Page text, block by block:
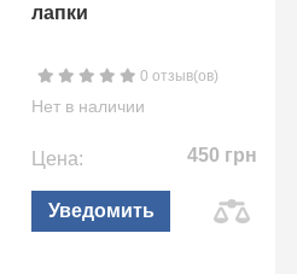
лапки
0 отзыв(ов)
Нет в наличии
Цена: 450 грн
Уведомить